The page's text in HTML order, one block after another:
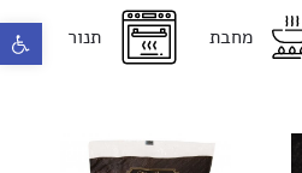
פתח מחבת תנור